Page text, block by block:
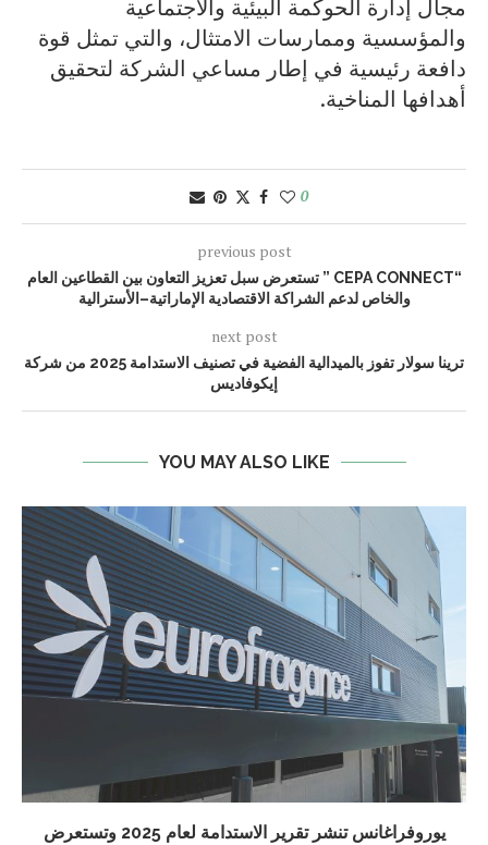
مجال إدارة الحوكمة البيئية والاجتماعية
والمؤسسية وممارسات الامتثال، والتي تمثل قوة
دافعة رئيسية في إطار مساعي الشركة لتحقيق
أهدافها المناخية.
0
previous post
“CEPA CONNECT ” تستعرض سبل تعزيز التعاون بين القطاعين العام
والخاص لدعم الشراكة الاقتصادية الإماراتية–الأسترالية
next post
ترينا سولار تفوز بالميدالية الفضية في تصنيف الاستدامة 2025 من شركة
إيكوفاديس
YOU MAY ALSO LIKE
يوروفراغانس تنشر تقرير الاستدامة لعام 2025 وتستعرض